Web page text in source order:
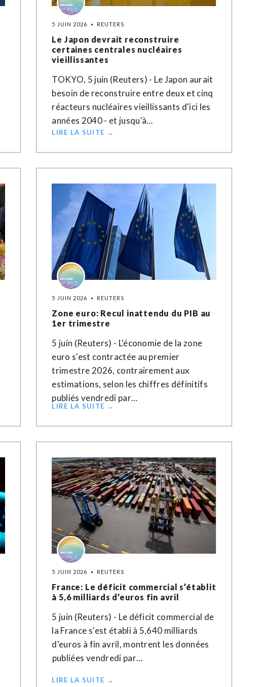
5 JUIN 2026 REUTERS
Le Japon devrait reconstruire
certaines centrales nucléaires
vieillissantes
TOKYO, 5 juin (Reuters) - Le Japon aurait
besoin de reconstruire entre deux et cinq
réacteurs nucléaires vieillissants d'ici les
années 2040 - et jusqu'à…
LIRE LA SUITE →
5 JUIN 2026 REUTERS
Zone euro: Recul inattendu du PIB au
1er trimestre
5 juin (Reuters) - L'économie de la zone
euro s'est ​contractée ‌au premier ​
trimestre ⁠2026, contrairement aux
‌estimations, ‌selon les chiffres définitifs
publiés ​vendredi par…
LIRE LA SUITE →
5 JUIN 2026 REUTERS
France: Le déficit commercial s’établit
à 5,6 milliards d’euros fin avril
5 juin (Reuters) - Le déficit commercial ​de
‌la ​France ⁠s'est établi ‌à ‌5,640 milliards
d'euros ​à fin avril, montrent les données
⁠publiées ⁠vendredi par…
LIRE LA SUITE →